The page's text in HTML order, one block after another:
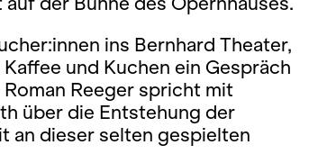
ins Bernhard Theater,
und Kuchen ein Gespräch
Reeger spricht mit
über die Entstehung der
an dieser selten gespielten